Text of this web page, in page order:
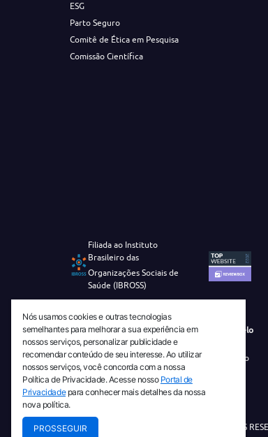
ESG
Parto Seguro
Comitê de Ética em Pesquisa
Comissão Científica
Filiada ao Instituto
Brasileiro das
Organizações Sociais de
Saúde (IBROSS)
Revista Tecnico-Cientifica CEJAM Selo
Diamante de Ciência Aberta
Diretório Migulim Instituto Brasileiro
de Informação em Ciência e
Tecnologia - IBICT
© 2026 TODOS OS DIREITOS
Nós usamos cookies e outras tecnologias
semelhantes para melhorar a sua experiência em
nossos serviços, personalizar publicidade e
recomendar conteúdo de seu interesse. Ao utilizar
nossos serviços, você concorda com a nossa
Política de Privacidade. Acesse nosso Portal de
Privacidadepara conhecer mais detalhes da nossa
nova política.
PROSSEGUIR